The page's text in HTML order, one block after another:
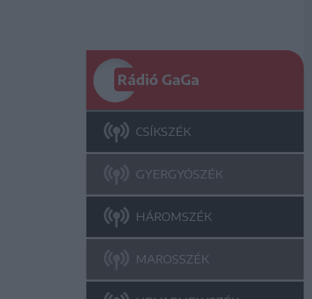
Rádió GaGa
CSÍKSZÉK
GYERGYÓSZÉK
HÁROMSZÉK
MAROSSZÉK